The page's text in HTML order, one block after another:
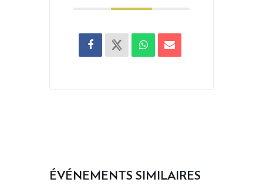
ÉVÉNEMENTS SIMILAIRES